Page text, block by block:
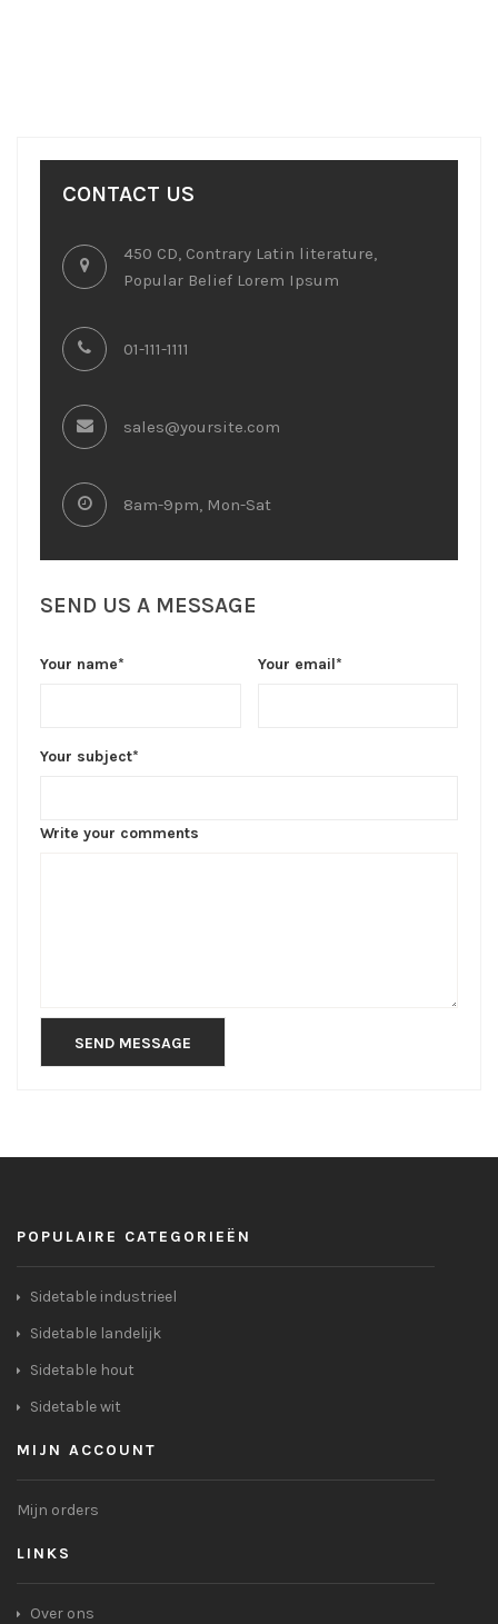
CONTACT US
450 CD, Contrary Latin literature,
Popular Belief Lorem Ipsum
01-111-1111
sales@yoursite.com
8am-9pm, Mon-Sat
SEND US A MESSAGE
Your name* Your email*
Your subject*
Write your comments
POPULAIRE CATEGORIEËN
Sidetable industrieel
Sidetable landelijk
Sidetable hout
Sidetable wit
MIJN ACCOUNT
Mijn orders
LINKS
Over ons